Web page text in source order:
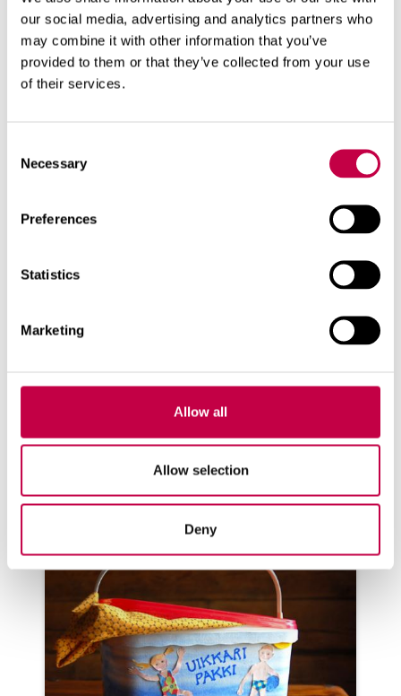
our social media, advertising and analytics partners who
may combine it with other information that you’ve
provided to them or that they’ve collected from your use
of their services.
Selection
Necessary
Preferences
Statistics
Marketing
Allow all
Allow selection
Deny
Kuk­ka­sep­pe­le tai kuk­ka­köyn­nös
Poi­mi sit­keä­var­ti­sia kuk­kia luon­
kes...
KATSO LISÄÄ